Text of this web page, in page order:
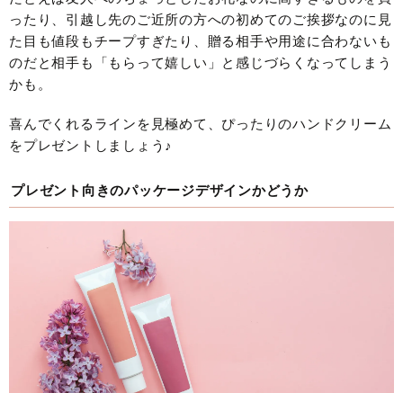
ったり、引越し先のご近所の方への初めてのご挨拶なのに見
た目も値段もチープすぎたり、贈る相手や用途に合わないも
のだと相手も「もらって嬉しい」と感じづらくなってしまう
かも。
喜んでくれるラインを見極めて、ぴったりのハンドクリーム
をプレゼントしましょう♪
プレゼント向きのパッケージデザインかどうか